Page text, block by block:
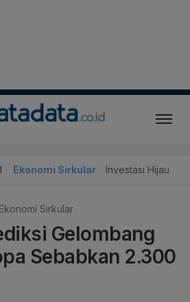
Ekonomi Sirkular Investasi Hijau
Ekonomi Sirkular
Gelombang
Sebabkan 2.300